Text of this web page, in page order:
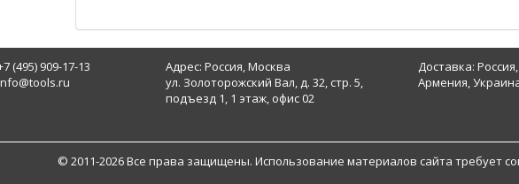
(495) 909-17-13
Адрес: Россия, Москва
ул. Золоторожский Вал, д. 32, стр. 5,
подъезд 1, 1 этаж, офис 02
Доставка:
Армения,
© 2011-2026 Все права защищены. Использование материалов сайта требует